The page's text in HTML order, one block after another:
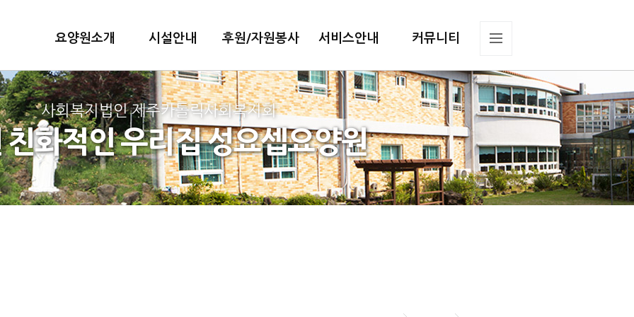
요양원소개 시설안내 후원/자원봉사 서비스안내 커뮤니티
사회복지법인 제주카톨릭사회복지회
친화적인 우리집 성요셉요양원